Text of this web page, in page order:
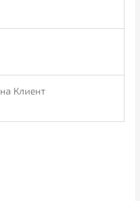
Клиент